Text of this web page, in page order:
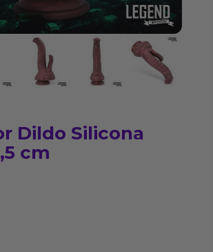
Dildo Silicona
cm